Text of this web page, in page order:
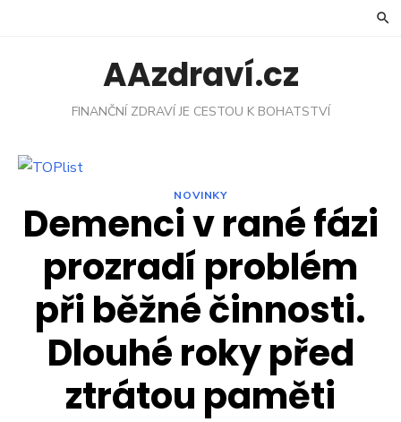
AAzdraví.cz
FINANČNÍ ZDRAVÍ JE CESTOU K BOHATSTVÍ
NOVINKY
Demenci v rané fázi
prozradí problém
při běžné činnosti.
Dlouhé roky před
ztrátou paměti